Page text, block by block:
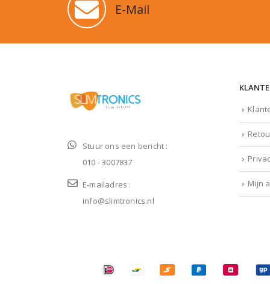
E-Mail
Stuur ons een bericht :
010 - 3007837
E-mailadres :
info@slimtronics.nl
Mijn